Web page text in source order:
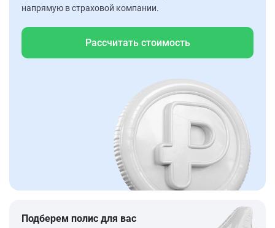
напрямую в страховой компании.
Рассчитать стоимость
Подберем полис для вас